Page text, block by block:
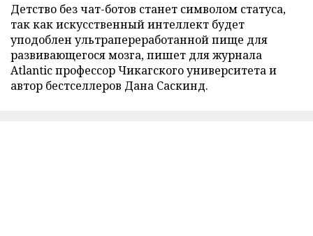
Детство без чат-ботов станет символом статуса,
так как искусственный интеллект будет
уподоблен ультрапереработанной пище для
развивающегося мозга, пишет для журнала
Atlantic профессор Чикагского университета и
автор бестселлеров Дана Саскинд.